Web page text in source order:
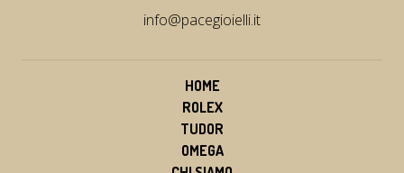
info@pacegioielli.it
HOME
ROLEX
TUDOR
OMEGA